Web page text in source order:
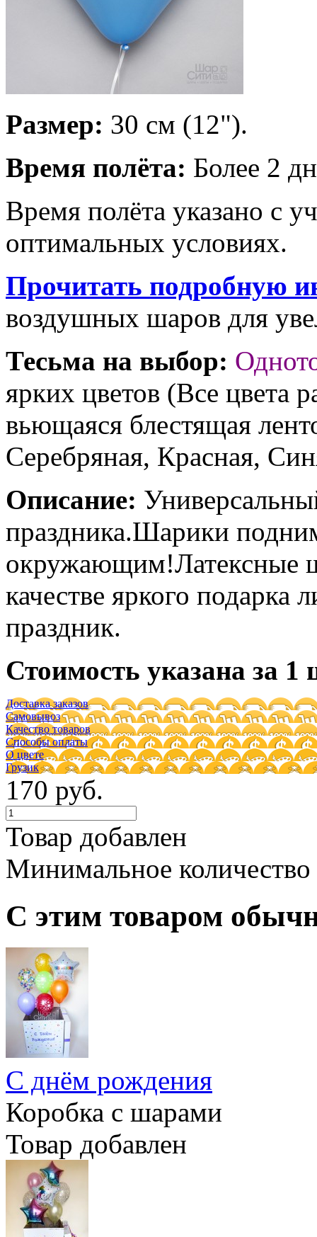
Размер: 30 см (12").
Время полёта: Более 2
Время полёта указано с
оптимальных условиях.
Прочитать подробную
воздушных шаров для
Тесьма на выбор:
ярких цветов (Все цвета
вьющаяся блестящая
Серебряная, Красная,
Описание:
праздника.Шарики
окружающим!Латексные
качестве яркого
праздник.
Стоимость указана за 1
Доставка заказов
Самовывоз
Качество товаров
Способы оплаты
О цвете
Грузик
170 руб.
Товар добавлен
Минимальное
С этим товаром
С днём рождения
Коробка с шарами
Товар добавлен